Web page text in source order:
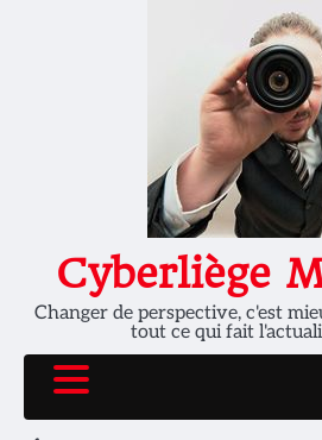
Cyberliège
Changer de perspective, c'est
tout ce qui fait